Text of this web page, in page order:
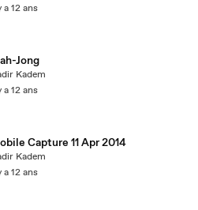
a 12 ans
Jong
Kadem
a 12 ans
Capture 11 Apr 2014
Kadem
a 12 ans